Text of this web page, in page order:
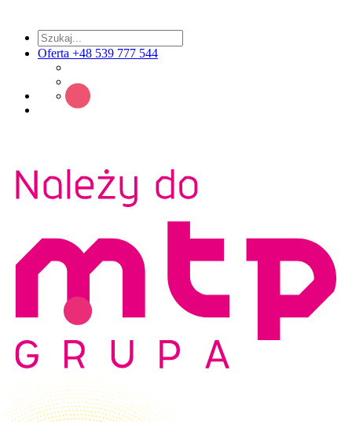
Oferta +48 539 777 544